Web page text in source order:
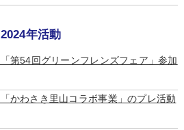
2024年活動
第54回グリーンフレンズフェア」参加
かわさき里山コラボ事業」のプレ活動